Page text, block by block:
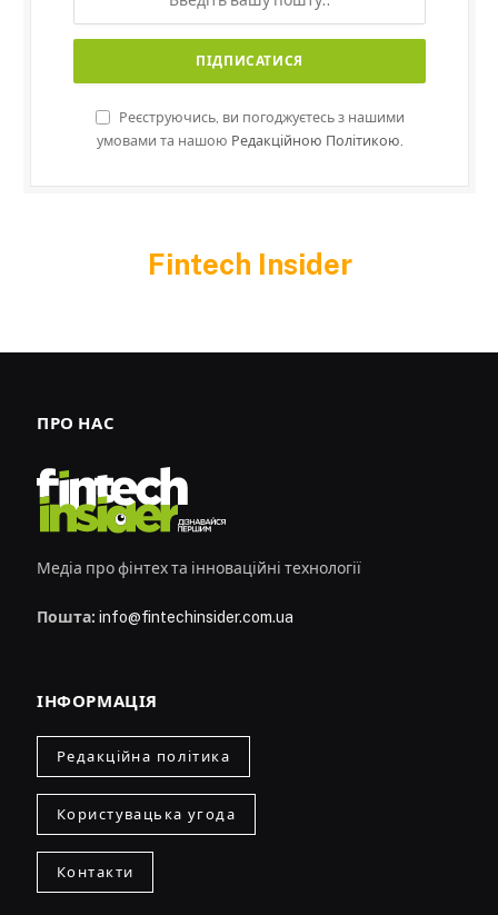
Реєструючись, ви погоджуєтесь з нашими
умовами та нашою Редакційною Політикою.
Fintech Insider
ПРО НАС
Медіа про фінтех та інноваційні технології
Пошта: info@fintechinsider.com.ua
ІНФОРМАЦІЯ
Редакційна політика
Користувацька угода
Контакти